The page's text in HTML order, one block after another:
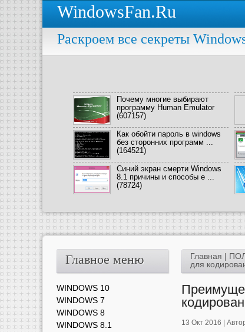
WindowsFan.Ru
Раскроем все секреты
Почему многие выбирают
программу Human Emulator
(607157)
Как обойти пароль в windows
без сторонних программ ...
(164521)
Синий экран смерти Windows
8.1 причины и способы е ...
(78724)
Главная |
для
13 Окт 2016 |
Главное меню
WINDOWS 10
WINDOWS 7
WINDOWS 8
WINDOWS 8.1